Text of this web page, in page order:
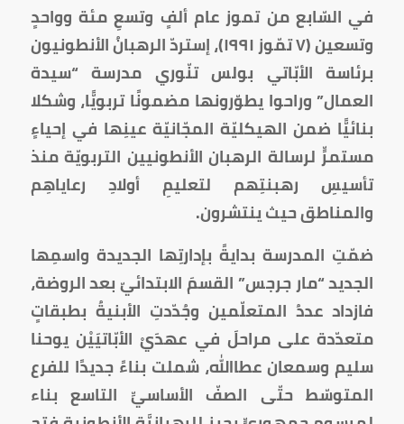
في السّابع من تموز عام ألفٍ وتسعِ مئة وواحدٍ
وتسعين (٧ تمّوز ١٩٩١)، إستردّ الرهبانُ الأنطونيون
برئاسة الأبّاتي بولس تنّوري مدرسة “سيدة
العمال” وراحوا يطوّرونها مضمونًا تربويًّا، وشكلا
بنائيًّا ضمن الهيكليّة المجّانيّة عينِها في إحياءٍ
مستمرٍّ لرسالة الرهبان الأنطونيين التربويّة منذ
تأسيسِ رهبنتِهم لتعليمِ أولادِ رعاياهِم
والمناطق حيث ينتشرون.
ضمّتِ المدرسة بدايةً بإدارتِها الجديدة واسمِها
الجديد “مار جرجس” القسمَ الابتدائيّ بعد الروضة،
فازداد عددُ المتعلّمين وجُدّدتِ الأبنيةُ بطبقاتٍ
متعدّدة على مراحلَ في عهدَيْ الأبّاتيَيْن يوحنا
سليم وسمعان عطاالله، شملت بناءً جديدًا للفرع
المتوسّط حتّى الصفّ الأساسيِّ التاسع بناء